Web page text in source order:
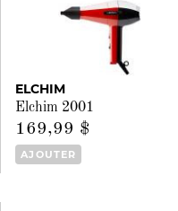
ELCHIM
Elchim 2001
169,99 $
AJOUTER